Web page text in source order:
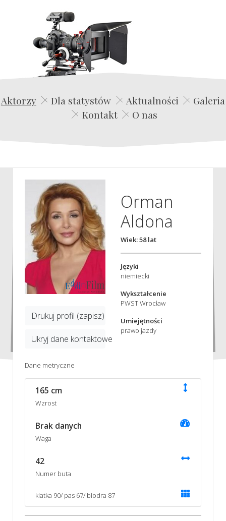
Edwin Film Agencja Aktorska
Aktorzy Dla statystów Aktualności
Galeria
Kontakt
O nas
Drukuj profil (zapisz)
Ukryj dane kontaktowe
Orman
Aldona
Wiek: 58 lat
Języki
niemiecki
Wykształcenie
PWST Wrocław
Umiejętności
prawo jazdy
Dane metryczne
165 cm
Wzrost
Brak danych
Waga
42
Numer buta
klatka 90/ pas 67/ biodra 87